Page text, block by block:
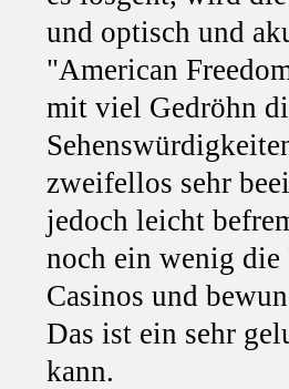
und optisch und
"American
mit viel Gedröhn
zweifellos sehr
jedoch leicht
noch ein wenig die
Casinos und
Das ist ein sehr
kann.